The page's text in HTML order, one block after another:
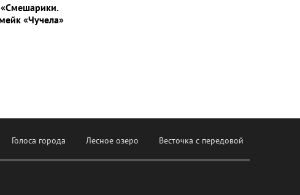
«Чучела»
Голоса города Лесное озеро Весточка с передовой